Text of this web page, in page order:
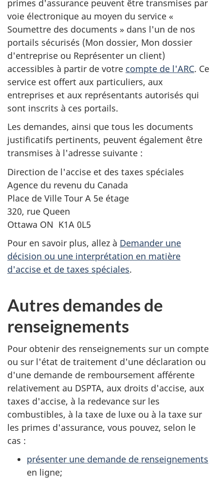
primes d'assurance peuvent être transmises par
voie électronique au moyen du service «
Soumettre des documents » dans l'un de nos
portails sécurisés (Mon dossier, Mon dossier
d'entreprise ou Représenter un client)
accessibles à partir de votre compte de l'ARC. Ce
service est offert aux particuliers, aux
entreprises et aux représentants autorisés qui
sont inscrits à ces portails.
Les demandes, ainsi que tous les documents
justificatifs pertinents, peuvent également être
transmises à l'adresse suivante :
Direction de l'accise et des taxes spéciales
Agence du revenu du Canada
Place de Ville Tour A 5e étage
320, rue Queen
Ottawa ON K1A 0L5
Pour en savoir plus, allez à Demander une
décision ou une interprétation en matière
d'accise et de taxes spéciales.
Autres demandes de
renseignements
Pour obtenir des renseignements sur un compte
ou sur l'état de traitement d'une déclaration ou
d'une demande de remboursement afférente
relativement au DSPTA, aux droits d'accise, aux
taxes d'accise, à la redevance sur les
combustibles, à la taxe de luxe ou à la taxe sur
les primes d'assurance, vous pouvez, selon le
cas :
présenter une demande de renseignements
en ligne;